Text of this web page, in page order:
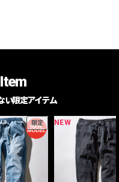
い限定アイテム
限定 NEW